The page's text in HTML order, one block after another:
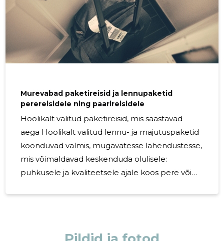
Murevabad paketireisid ja lennupaketid
perereisidele ning paarireisidele
Hoolikalt valitud paketireisid, mis säästavad
aega Hoolikalt valitud lennu- ja majutuspaketid
koonduvad valmis, mugavatesse lahendustesse,
mis võimaldavad keskenduda olulisele:
puhkusele ja kvaliteetsele ajale koos pere või